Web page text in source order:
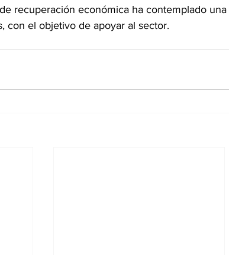
recuperación económica ha contemplado
con el objetivo de apoyar al sector.